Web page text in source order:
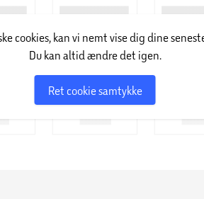
cookies, kan vi nemt vise dig dine
Du kan altid ændre det igen.
Ret cookie samtykke